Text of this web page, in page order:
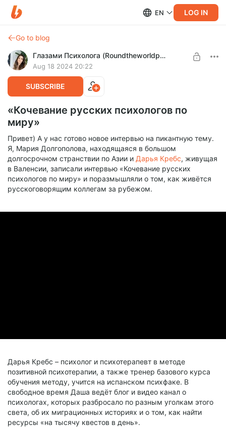
EN LOG IN
Go to blog
Глазами Психолога (Roundtheworldpsy)
Aug 18 2024 20:22
SUBSCRIBE
«Кочевание русских психологов по
миру»
Привет) А у нас готово новое интервью на пикантную тему.
Я, Мария Долгополова, находящаяся в большом
долгосрочном странствии по Азии и Дарья Кребс, живущая
в Валенсии, записали интервью «Кочевание русских
психологов по миру» и поразмышляли о том, как живётся
русскоговорящим коллегам за рубежом.
Дарья Кребс – психолог и психотерапевт в методе
позитивной психотерапии, а также тренер базового курса
обучения методу, учится на испанском психфаке. В
свободное время Даша ведёт блог и видео канал о
психологах, которых разбросало по разным уголкам этого
света, об их миграционных историях и о том, как найти
ресурсы «на тысячу квестов в день».